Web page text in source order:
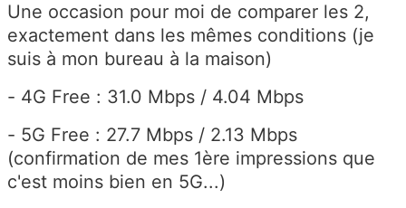
Une occasion pour moi de comparer les 2,
exactement dans les mêmes conditions (je
suis à mon bureau à la maison)
- 4G Free : 31.0 Mbps / 4.04 Mbps
- 5G Free : 27.7 Mbps / 2.13 Mbps
(confirmation de mes 1ère impressions que
c'est moins bien en 5G...)